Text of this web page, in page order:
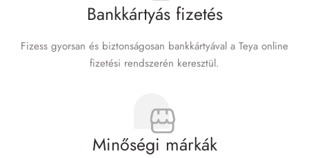
Bankkártyás fizetés
Fizess gyorsan és biztonságosan bankkártyával a Teya online
fizetési rendszerén keresztül.
Minőségi márkák